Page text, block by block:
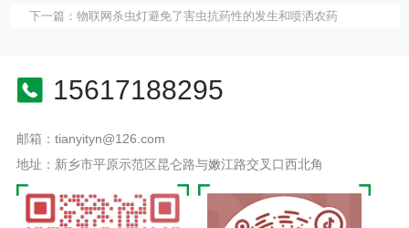
下一篇： 物联网杀虫灯避免了害虫抗药性的发生和喷洒农药
15617188295
邮箱：tianyityn@126.com
地址：新乡市平原示范区昆仑路与嫩江路交叉口西北角